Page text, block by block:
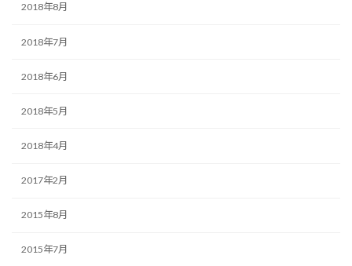
2018年8月
2018年7月
2018年6月
2018年5月
2018年4月
2017年2月
2015年8月
2015年7月